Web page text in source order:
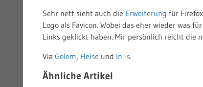
Sehr nett sieht auch die Erweiterung für
Logo als Favicon. Wobei das eher wieder was
Links geklickt haben. Mir persönlich reicht die
Via Golem, Heise und ln -s.
Ähnliche Artikel